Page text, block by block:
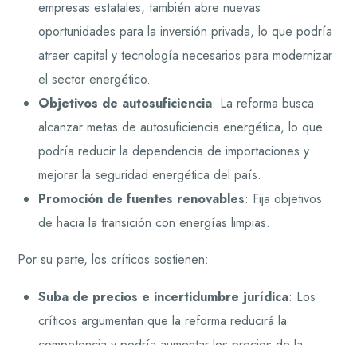
empresas estatales, también abre nuevas
oportunidades para la inversión privada, lo que podría
atraer capital y tecnología necesarios para modernizar
el sector energético.
Objetivos de autosuficiencia: La reforma busca
alcanzar metas de autosuficiencia energética, lo que
podría reducir la dependencia de importaciones y
mejorar la seguridad energética del país.
Promoción de fuentes renovables: Fija objetivos
de hacia la transición con energías limpias.
Por su parte, los críticos sostienen:
Suba de precios e incertidumbre jurídica: Los
críticos argumentan que la reforma reducirá la